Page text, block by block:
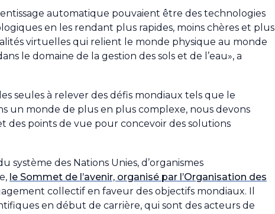
automatique pouvaient être des technologies
en les rendant plus rapides, moins chères et plus
virtuelles qui relient le monde physique au monde
le domaine de la gestion des sols et de l’eau», a
seules à relever des défis mondiaux tels que le
un monde de plus en plus complexe, nous devons
des points de vue pour concevoir des solutions
système des Nations Unies, d’organismes
le Sommet de l’avenir, organisé par l’Organisation des
collectif en faveur des objectifs mondiaux. Il
en début de carrière, qui sont des acteurs de